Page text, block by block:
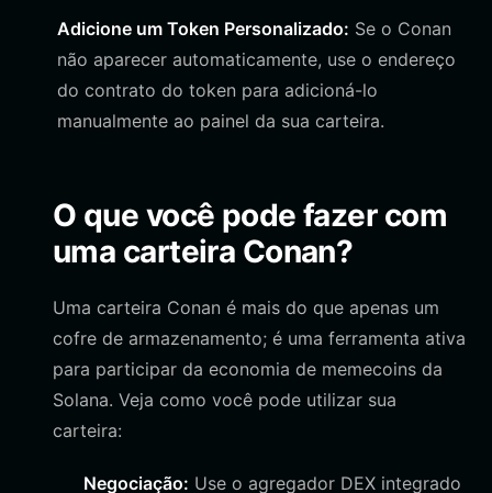
Adicione um Token Personalizado: Se o Conan
não aparecer automaticamente, use o endereço
do contrato do token para adicioná-lo
manualmente ao painel da sua carteira.
O que você pode fazer com
uma carteira Conan?
Uma carteira Conan é mais do que apenas um
cofre de armazenamento; é uma ferramenta ativa
para participar da economia de memecoins da
Solana. Veja como você pode utilizar sua
carteira:
Negociação: Use o agregador DEX integrado